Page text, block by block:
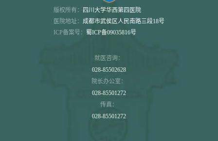
版权所有：
四川大学华西第四医院
医院地址： 成都市武侯区人民南路三段18号
ICP备案号： 蜀ICP备09035816号
就医咨询：
028-85502628
院长办公室：
028-85501272
传真：
028-85501272